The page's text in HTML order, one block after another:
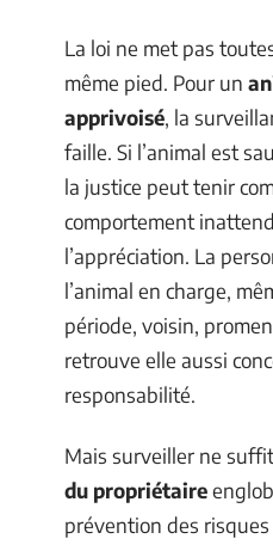
La loi ne met pas
même pied. Pour un
apprivoisé, la
faille. Si l’animal est
la justice peut tenir
comportement
l’appréciation. La
l’animal en charge,
période, voisin,
retrouve elle aussi
responsabilité.
Mais surveiller ne
du propriétaire
prévention des